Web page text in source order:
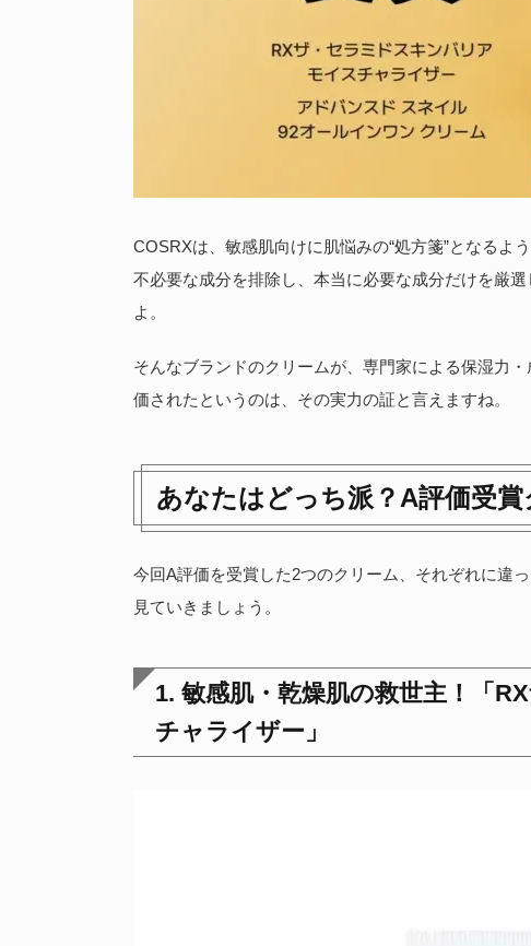
COSRXは、敏感肌向けに肌悩みの“処方箋”となるよ
不必要な成分を排除し、本当に必要な成分だけを厳
よ。
そんなブランドのクリームが、専門家による保湿力
価されたというのは、その実力の証と言えますね。
あなたはどっち派？A評価受
今回A評価を受賞した2つのクリーム、それぞれに違
見ていきましょう。
1. 敏感肌・乾燥肌の救世主！「
チャライザー」